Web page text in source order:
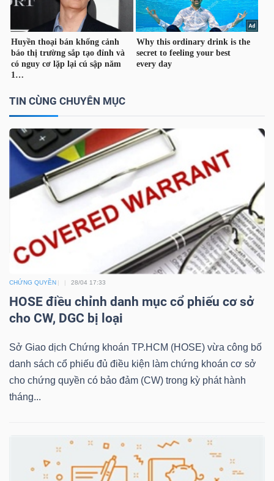
TIN CÙNG CHUYÊN MỤC
CHỨNG QUYỀN 28/04 17:33
HOSE điều chỉnh danh mục cổ phiếu cơ sở
cho CW, DGC bị loại
Sở Giao dịch Chứng khoán TP.HCM (HOSE) vừa công bố
danh sách cổ phiếu đủ điều kiện làm chứng khoán cơ sở
cho chứng quyền có bảo đảm (CW) trong kỳ phát hành
tháng...
TÍCH
VIETSTOCKFINANCE
VĨ
MÔ
NGÀNH
DOANH
NGHIỆP
CỔ
PHIẾU
PHÁI
SINH
PHIẾU